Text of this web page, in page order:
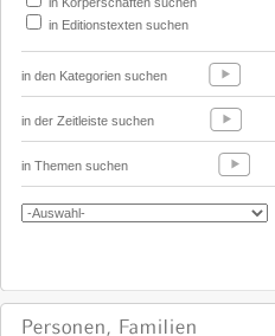
in Editionstexten suchen
in den Kategorien suchen
in der Zeitleiste suchen
in Themen suchen